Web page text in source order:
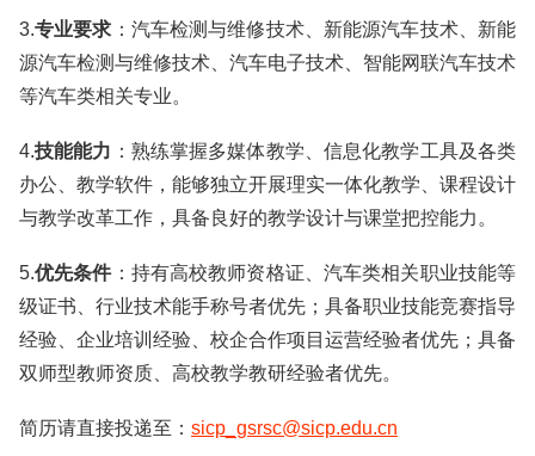
3.专业要求 ：汽车检测与维修技术、新能源汽车技术、新能
源汽车检测与维修技术、汽车电子技术、智能网联汽车技术
等汽车类相关专业。
4.技能能力 ：熟练掌握多媒体教学、信息化教学工具及各类
办公、教学软件，能够独立开展理实一体化教学、课程设计
与教学改革工作，具备良好的教学设计与课堂把控能力。
5.优先条件：持有高校教师资格证、汽车类相关职业技能等
级证书、行业技术能手称号者优先；具备职业技能竞赛指导
经验、企业培训经验、校企合作项目运营经验者优先；具备
双师型教师资质、高校教学教研经验者优先。
简历请直接投递至： sicp_gsrsc@sicp.edu.cn